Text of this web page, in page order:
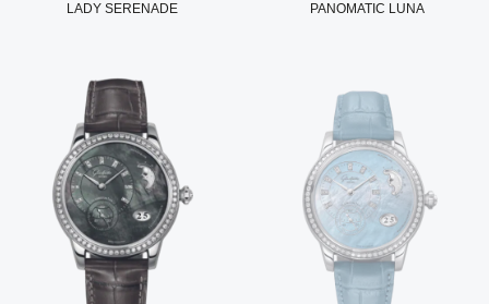
LADY SERENADE PANOMATIC LUNA